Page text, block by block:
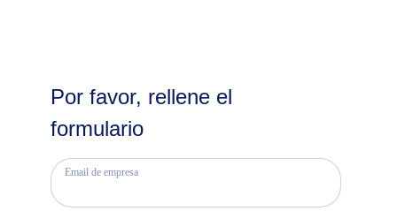
Por favor, rellene el
formulario
Email de empresa